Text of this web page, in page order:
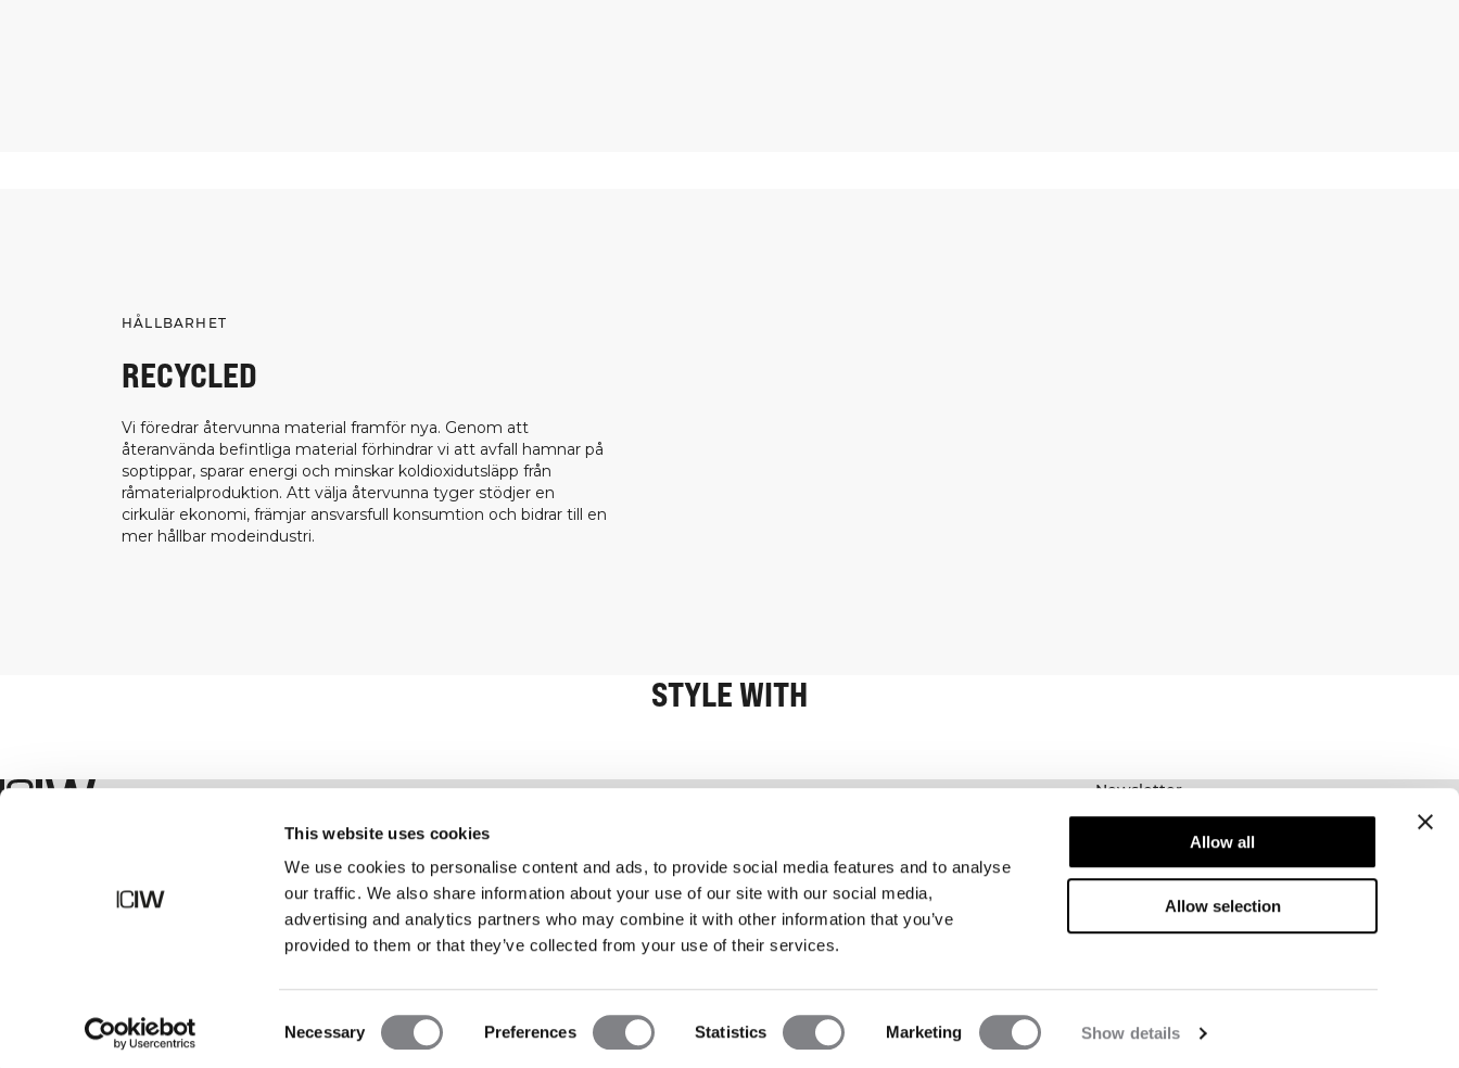
This website uses cookies
We use cookies to personalise content and ads, to provide social media features and to analyse
our traffic. We also share information about your use of our site with our social media,
advertising and analytics partners who may combine it with other information that you’ve
provided to them or that they’ve collected from your use of their services.
Selection
Necessary Preferences Statistics Marketing Show details
Allow all
Allow selection
HÅLLBARHET
RECYCLED
Vi föredrar återvunna material framför nya. Genom att
återanvända befintliga material förhindrar vi att avfall hamnar på
soptippar, sparar energi och minskar koldioxidutsläpp från
råmaterialproduktion. Att välja återvunna tyger stödjer en
cirkulär ekonomi, främjar ansvarsfull konsumtion och bidrar till en
mer hållbar modeindustri.
STYLE WITH
Newsletter
Prenumerera på vårt nyhetsbrev! Få exklusiva
erbjudanden, våra senaste nyheter och mycket
mer.